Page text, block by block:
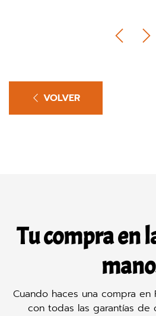
VOLVER
Tu compra en
Cuando haces una compra en
con todas las garantías de